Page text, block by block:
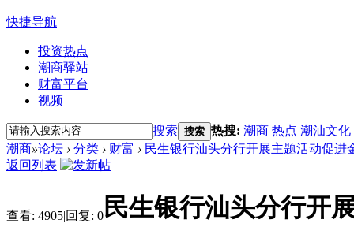
快捷导航
投资热点
潮商驿站
财富平台
视频
搜索 搜索 热搜: 潮商 热点 潮汕文化
潮商»论坛 › 分类 › 财富 › 民生银行汕头分行开展主题活动促进
返回列表
查看: 4905|回复: 0民生银行汕头分行开